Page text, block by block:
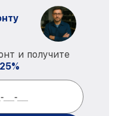
и получите